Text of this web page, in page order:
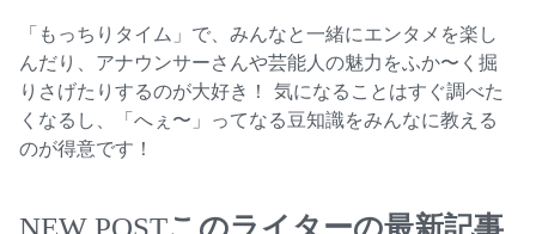
「もっちりタイム」で、みんなと一緒にエンタメを楽し
んだり、アナウンサーさんや芸能人の魅力をふか〜く掘
りさげたりするのが大好き！ 気になることはすぐ調べた
くなるし、「へぇ〜」ってなる豆知識をみんなに教える
のが得意です！